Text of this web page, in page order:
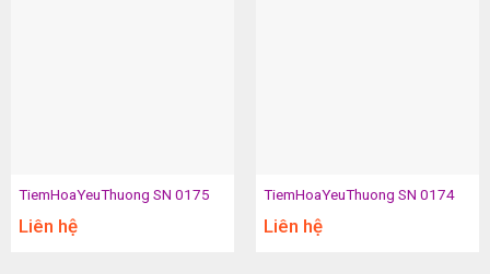
TiemHoaYeuThuong SN 0175
Liên hệ
TiemHoaYeuThuong SN 0174
Liên hệ